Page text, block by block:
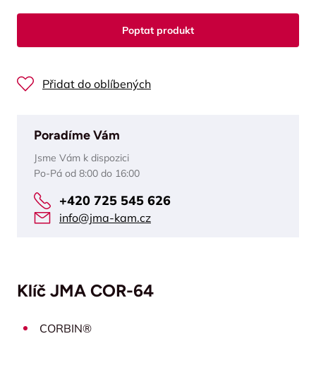
Poptat produkt
Přidat do oblíbených
Poradíme Vám
Jsme Vám k dispozici
Po-Pá od 8:00 do 16:00
+420 725 545 626
info@jma-kam.cz
Klíč JMA COR-64
CORBIN®